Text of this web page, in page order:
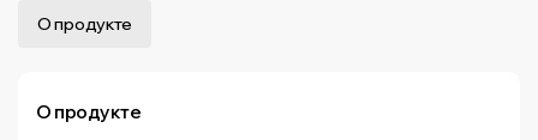
О продукте
О продукте